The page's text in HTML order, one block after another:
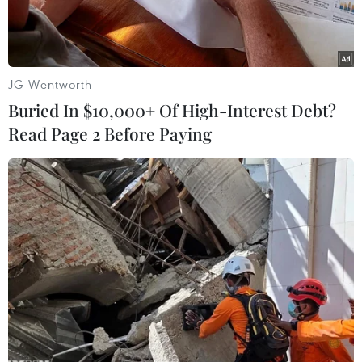
thống dân tộc Raglai, tổ chứcsáng 30/8, tại
Trung tâm huyện Bác Ái, tỉnh Ninh Thuận.
Hoạt động này nằm trong chương trình Ngày
Các nghệ nhân, diễn viên, nhạc công trên thuộc
4 tỉnh Ninh Thuận, Bình Thuận,Khánh Hòa và
Lâm Đồng. Mỗi tỉnh cử một đoàn từ 25-30 người
tham gia, riêng NinhThuận có thêm 6 đoàn của
các huyện Bác Ái, Ninh Sơn, Thuận Bắc, Ninh
Phước,Thuận Nam và Ninh Hải.
Mỗi đoàn mang đến một chương trình nghệ
thuật dân tộc gồm các tiết mục nhưđánh mã la,
thổi kèn bầu Sarakel, đàn Chapi, sáo Talakung...
JG Wentworth
Buried In $10,000+ Of High-Interest Debt?
Read Page 2 Before Paying